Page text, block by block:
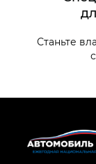
Станьте